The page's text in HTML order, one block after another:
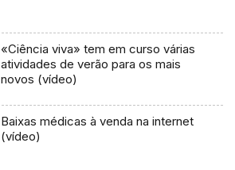
«Ciência viva» tem em curso várias
atividades de verão para os mais
novos (vídeo)
Baixas médicas à venda na internet
(vídeo)